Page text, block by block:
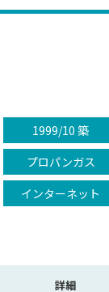
1999/10 築
プロパンガス
インターネット
詳細